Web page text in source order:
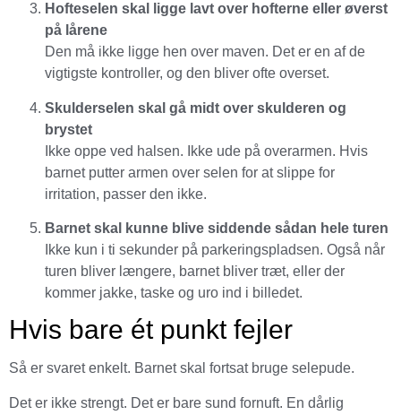
Hofteselen skal ligge lavt over hofterne eller øverst
på lårene
Den må ikke ligge hen over maven. Det er en af de
vigtigste kontroller, og den bliver ofte overset.
Skulderselen skal gå midt over skulderen og
brystet
Ikke oppe ved halsen. Ikke ude på overarmen. Hvis
barnet putter armen over selen for at slippe for
irritation, passer den ikke.
Barnet skal kunne blive siddende sådan hele turen
Ikke kun i ti sekunder på parkeringspladsen. Også når
turen bliver længere, barnet bliver træt, eller der
kommer jakke, taske og uro ind i billedet.
Hvis bare ét punkt fejler
Så er svaret enkelt. Barnet skal fortsat bruge selepude.
Det er ikke strengt. Det er bare sund fornuft. En dårlig